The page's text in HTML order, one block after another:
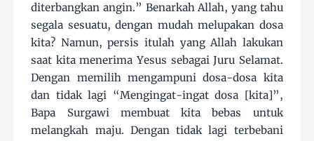
diterbangkan angin.” Benarkah Allah, yang tahu
segala sesuatu, dengan mudah melupakan dosa
kita? Namun, persis itulah yang Allah lakukan
saat kita menerima Yesus sebagai Juru Selamat.
Dengan memilih mengampuni dosa-dosa kita
dan tidak lagi “Mengingat-ingat dosa [kita]”,
Bapa Surgawi membuat kita bebas untuk
melangkah maju. Dengan tidak lagi terbebani